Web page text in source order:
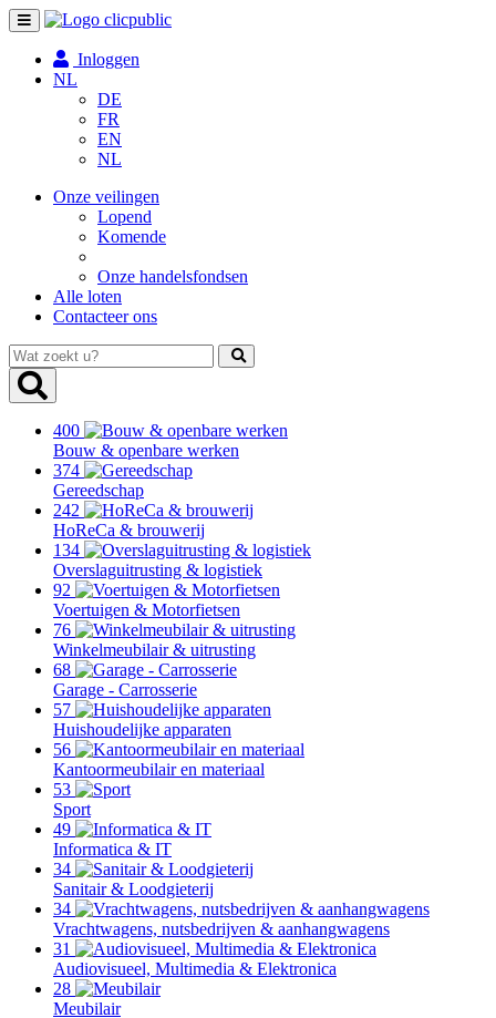
Toggle
navigation
Inloggen
NL
DE
FR
EN
NL
Onze veilingen
Lopend
Komende
Onze handelsfondsen
Alle loten
Contacteer ons
Wat
zoekt
u?
400
Bouw & openbare werken
374
Gereedschap
242
HoReCa & brouwerij
134
Overslaguitrusting & logistiek
92
Voertuigen & Motorfietsen
76
Winkelmeubilair & uitrusting
68
Garage - Carrosserie
57
Huishoudelijke apparaten
56
Kantoormeubilair en materiaal
53
Sport
49
Informatica & IT
34
Sanitair & Loodgieterij
34
Vrachtwagens, nutsbedrijven & aanhangwagens
31
Audiovisueel, Multimedia & Elektronica
28
Meubilair